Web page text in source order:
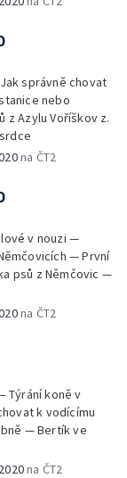
správně chovat
nebo
z Azylu Voříškov z.
na ČT2
v nouzi —
— První
psů z Němčovic —
na ČT2
Týrání koně v
k vodícímu
— Bertík ve
na ČT2